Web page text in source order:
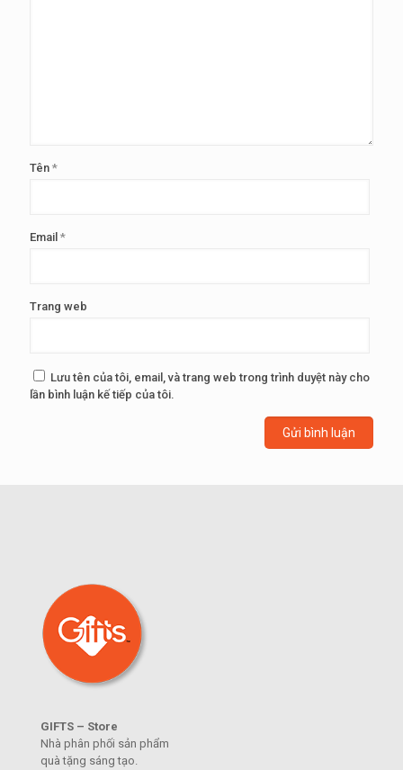
Tên *
Email *
Trang web
Lưu tên của tôi, email, và trang web trong trình duyệt này cho
lần bình luận kế tiếp của tôi.
GIFTS – Store
Nhà phân phối sản phẩm
quà tặng sáng tạo.